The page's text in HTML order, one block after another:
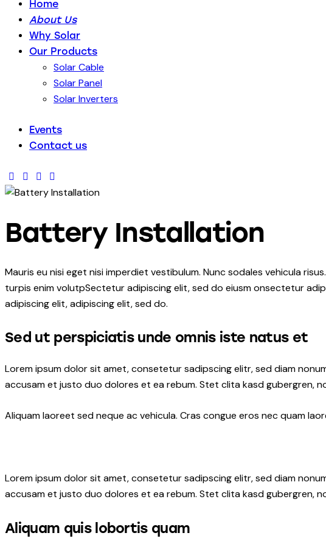
Home
About Us
Why Solar
Our Products
Solar Cable
Solar Panel
Solar Inverters
Events
Contact us
Battery Installation
Mauris eu nisi eget nisi imperdiet vestibulum. Nunc sodales vehicula
turpis enim volutpSectetur adipiscing elit, sed do eiusm onsectetur
adipiscing elit, adipiscing elit, sed do.
Sed ut perspiciatis unde omnis iste natus et
Lorem ipsum dolor sit amet, consetetur sadipscing elitr, sed diam
accusam et justo duo dolores et ea rebum. Stet clita kasd gubergren,
Aliquam laoreet sed neque ac vehicula. Cras congue eros nec quam
Lorem ipsum dolor sit amet, consetetur sadipscing elitr, sed diam
accusam et justo duo dolores et ea rebum. Stet clita kasd gubergren,
Aliquam quis lobortis quam